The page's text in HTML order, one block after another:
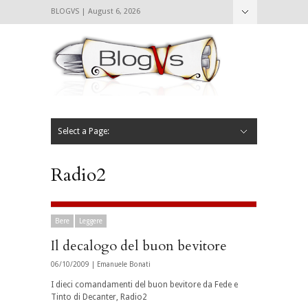
BLOGVS | August 6, 2026
Select a Page:
Radio2
Bere Leggere
Il decalogo del buon bevitore
06/10/2009 | Emanuele Bonati
I dieci comandamenti del buon bevitore da Fede e
Tinto di Decanter, Radio2